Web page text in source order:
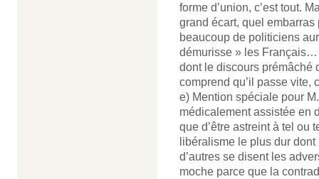
forme d’union, c’est tout.
grand écart, quel
beaucoup de politiciens
démurisse » les Français…
dont le discours prémâché
comprend qu’il passe vite,
e) Mention spéciale pour
médicalement assistée en
que d’être astreint à tel ou
libéralisme le plus dur
d’autres se disent les
moche parce que la